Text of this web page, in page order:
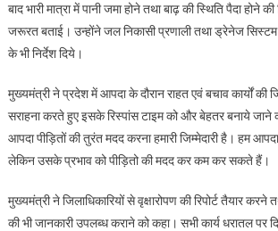
बाद भारी मात्रा में पानी जमा होने तथा बाढ़ की स्थिति पैदा होने
जरूरत बताई। उन्होंने जल निकासी प्रणाली तथा ड्रेनेज
के भी निर्देश दिये।
मुख्यमंत्री ने प्रदेश में आपदा के दौरान राहत एवं बचाव कार्यों की
सराहना करते हुए इसके रिस्पांस टाइम को और बेहतर बनाये जाने
आपदा पीड़ितों की तुरंत मदद करना हमारी जिम्मेदारी है। हम
लेकिन उसके प्रभाव को पीड़ितो की मदद कर कम कर सकते हैं।
मुख्यमंत्री ने जिलाधिकारियों से वृक्षारोपण की रिपोर्ट तैयार करने
की भी जानकारी उपलब्ध कराने को कहा। सभी कार्य धरातल पर